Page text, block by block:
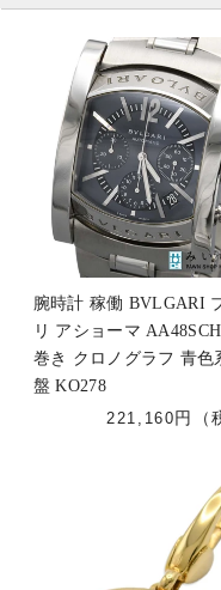
す
腕時計 稼働 BVLGARI
リ アショーマ
巻き クロノグラフ 青色
盤 KO278
221,160